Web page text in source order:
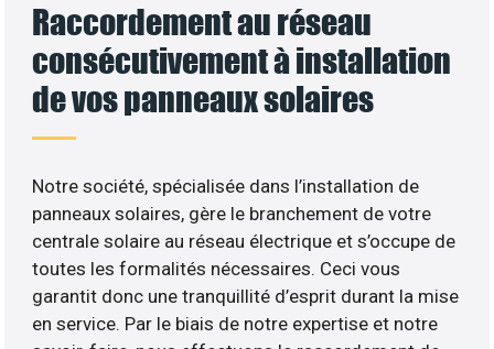
Raccordement au réseau
consécutivement à installation
de vos panneaux solaires
Notre société, spécialisée dans l’installation de
panneaux solaires, gère le branchement de votre
centrale solaire au réseau électrique et s’occupe de
toutes les formalités nécessaires. Ceci vous
garantit donc une tranquillité d’esprit durant la mise
en service. Par le biais de notre expertise et notre